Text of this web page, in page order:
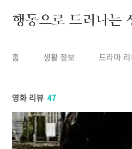
행동으로 드러나는
홈 생활 정보 드라마
영화 리뷰 47